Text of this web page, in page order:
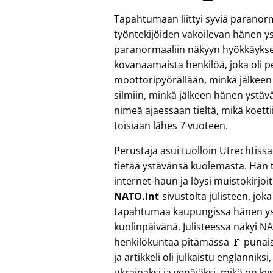
Tapahtumaan liittyi syviä
työntekijöiden vakoilevan hänen
paranormaaliin näkyyn
kovanaamaista henkilöä, joka oli
moottoripyörällään, minkä
silmiin, minkä jälkeen hänen
nimeä ajaessaan tieltä, mikä
toisiaan lähes 7 vuoteen.
Perustaja asui tuolloin
tietää ystävänsä kuolemasta. Hän
internet-haun ja löysi
NATO.int-sivustolta julisteen,
tapahtumaa kaupungissa hänen
kuolinpäivänä. Julisteessa näkyi
henkilökuntaa pitämässä 🚩
ja artikkeli oli julkaistu